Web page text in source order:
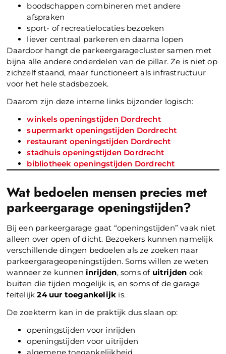
boodschappen combineren met andere
afspraken
sport- of recreatielocaties bezoeken
liever centraal parkeren en daarna lopen
Daardoor hangt de parkeergaragecluster samen met
bijna alle andere onderdelen van de pillar. Ze is niet op
zichzelf staand, maar functioneert als infrastructuur
voor het hele stadsbezoek.
Daarom zijn deze interne links bijzonder logisch:
winkels openingstijden Dordrecht
supermarkt openingstijden Dordrecht
restaurant openingstijden Dordrecht
stadhuis openingstijden Dordrecht
bibliotheek openingstijden Dordrecht
Wat bedoelen mensen precies met
parkeergarage openingstijden?
Bij een parkeergarage gaat “openingstijden” vaak niet
alleen over open of dicht. Bezoekers kunnen namelijk
verschillende dingen bedoelen als ze zoeken naar
parkeergarageopeningstijden. Soms willen ze weten
wanneer ze kunneninrijden, soms of uitrijden ook
buiten die tijden mogelijk is, en soms of de garage
feitelijk24 uur toegankelijk is.
De zoekterm kan in de praktijk dus slaan op:
openingstijden voor inrijden
openingstijden voor uitrijden